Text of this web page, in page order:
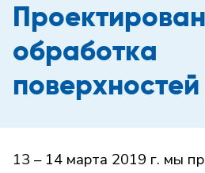
обработка
поверхностей
13 – 14 марта 2019 г. мы